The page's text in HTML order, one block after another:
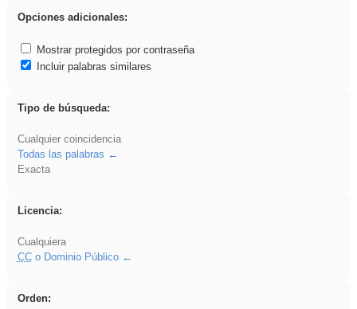
Opciones adicionales:
Mostrar protegidos por contraseña
Incluir palabras similares
Tipo de búsqueda:
Cualquier coincidencia
Todas las palabras
Exacta
Licencia:
Cualquiera
CCo Dominio Público
Orden: